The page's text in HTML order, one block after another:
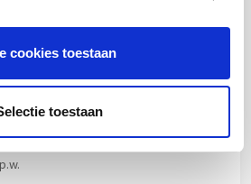
cookies toestaan
toestaan
Elektra C